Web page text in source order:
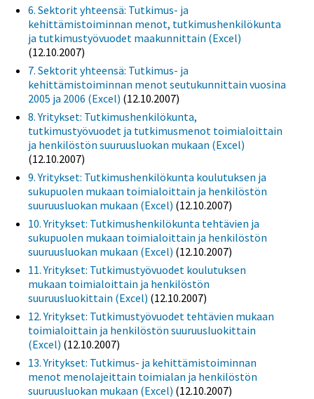
6. Sektorit yhteensä: Tutkimus- ja
kehittämistoiminnan menot, tutkimushenkilökunta
ja tutkimustyövuodet maakunnittain (Excel)
(12.10.2007)
7. Sektorit yhteensä: Tutkimus- ja
kehittämistoiminnan menot seutukunnittain vuosina
2005 ja 2006 (Excel) (12.10.2007)
8. Yritykset: Tutkimushenkilökunta,
tutkimustyövuodet ja tutkimusmenot toimialoittain
ja henkilöstön suuruusluokan mukaan (Excel)
(12.10.2007)
9. Yritykset: Tutkimushenkilökunta koulutuksen ja
sukupuolen mukaan toimialoittain ja henkilöstön
suuruusluokan mukaan (Excel) (12.10.2007)
10. Yritykset: Tutkimushenkilökunta tehtävien ja
sukupuolen mukaan toimialoittain ja henkilöstön
suuruusluokan mukaan (Excel) (12.10.2007)
11. Yritykset: Tutkimustyövuodet koulutuksen
mukaan toimialoittain ja henkilöstön
suuruusluokittain (Excel) (12.10.2007)
12. Yritykset: Tutkimustyövuodet tehtävien mukaan
toimialoittain ja henkilöstön suuruusluokittain
(Excel) (12.10.2007)
13. Yritykset: Tutkimus- ja kehittämistoiminnan
menot menolajeittain toimialan ja henkilöstön
suuruusluokan mukaan (Excel) (12.10.2007)